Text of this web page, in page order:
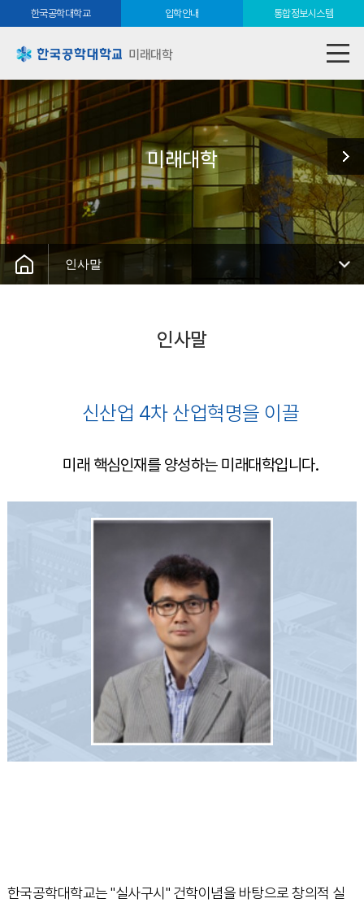
한국공학대학교 입학안내 통합정보시스템
미래대학
미래대학
인사말
인사말
신산업 4차 산업혁명을 이끌
미래 핵심인재를 양성하는 미래대학입니다.
한국공학대학교는 "실사구시" 건학이념을 바탕으로 창의적 실